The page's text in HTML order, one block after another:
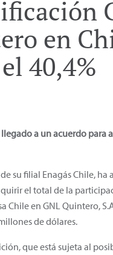
en
40,4%
a un acuerdo para
su filial Enagás Chile, ha
el total de la
Chile en GNL Quintero,
de dólares.
que está sujeta al